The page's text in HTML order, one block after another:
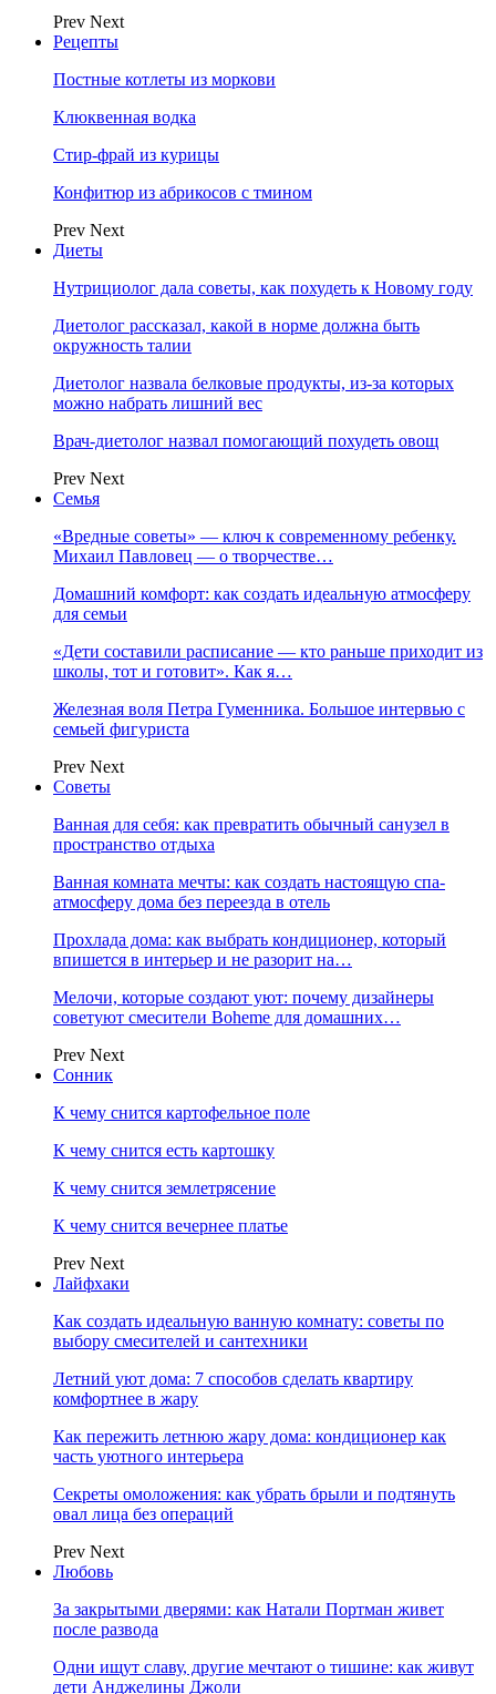
Prev Next
Рецепты
Постные котлеты из моркови
Клюквенная водка
Стир-фрай из курицы
Конфитюр из абрикосов с тмином
Prev Next
Диеты
Нутрициолог дала советы, как похудеть к Новому году
Диетолог рассказал, какой в норме должна быть
окружность талии
Диетолог назвала белковые продукты, из-за которых
можно набрать лишний вес
Врач-диетолог назвал помогающий похудеть овощ
Prev Next
Семья
«Вредные советы» — ключ к современному ребенку.
Михаил Павловец — о творчестве…
Домашний комфорт: как создать идеальную атмосферу
для семьи
«Дети составили расписание — кто раньше приходит из
школы, тот и готовит». Как я…
Железная воля Петра Гуменника. Большое интервью с
семьей фигуриста
Prev Next
Советы
Ванная для себя: как превратить обычный санузел в
пространство отдыха
Ванная комната мечты: как создать настоящую спа-
атмосферу дома без переезда в отель
Прохлада дома: как выбрать кондиционер, который
впишется в интерьер и не разорит на…
Мелочи, которые создают уют: почему дизайнеры
советуют смесители Boheme для домашних…
Prev Next
Сонник
К чему снится картофельное поле
К чему снится есть картошку
К чему снится землетрясение
К чему снится вечернее платье
Prev Next
Лайфхаки
Как создать идеальную ванную комнату: советы по
выбору смесителей и сантехники
Летний уют дома: 7 способов сделать квартиру
комфортнее в жару
Как пережить летнюю жару дома: кондиционер как
часть уютного интерьера
Секреты омоложения: как убрать брыли и подтянуть
овал лица без операций
Prev Next
Любовь
За закрытыми дверями: как Натали Портман живет
после развода
Одни ищут славу, другие мечтают о тишине: как живут
дети Анджелины Джоли